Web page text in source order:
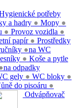
a hadry ● Mopy ●
● Provoz vozidla ●
potřeby
papír ●
●
●
Prostředky
na WC
gely ● WC bloky ●
do pisoáru ●
Koše a pytle
na odpadky
Odvápňovač